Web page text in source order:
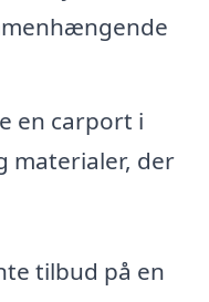
en carport i
materialer, der
tilbud på en